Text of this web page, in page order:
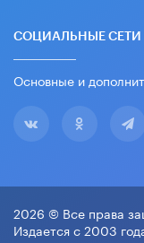
СОЦИАЛЬНЫЕ СЕТИ
Основные и
2026 © Все права
Издается с 2003